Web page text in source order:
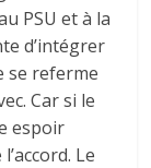
PSU et à la
d’intégrer
se referme
Car si le
espoir
Le